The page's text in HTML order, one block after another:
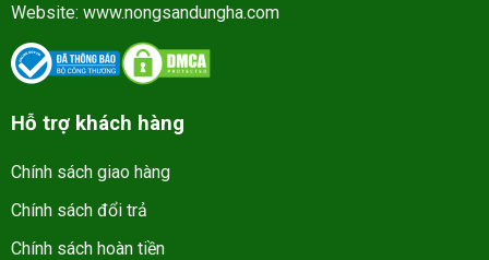
Website: www.nongsandungha.com
Hỗ trợ khách hàng
Chính sách giao hàng
Chính sách đổi trả
Chính sách hoàn tiền